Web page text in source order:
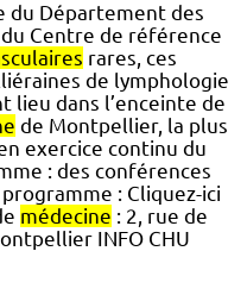
du Département des
Centre de référence
rares, ces
de lymphologie
lieu dans l’enceinte de
de Montpellier, la plus
exercice continu du
: des conférences
: Cliquez-ici
médecine : 2, rue de
INFO CHU